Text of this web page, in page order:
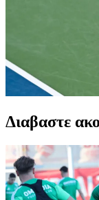
Διαβαστε